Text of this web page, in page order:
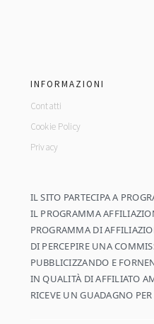
INFORMAZIONI
Contatti
Cookie Policy
Privacy
IL SITO PARTECIPA A
IL PROGRAMMA
PROGRAMMA DI
DI PERCEPIRE UNA
PUBBLICIZZANDO E
IN QUALITÀ DI AFFILIATO
RICEVE UN GUADAGNO